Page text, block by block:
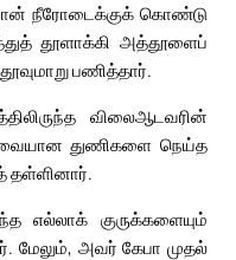
நீரோடைக்குக் கொண்டு
தூளாக்கி அத்தூளைப்
பணித்தார்.
விலைஆடவரின்
துணிகளை நெய்த
தள்ளினார்.
எல்லாக் குருக்களையும்
மேலும், அவர் கேபா முதல்